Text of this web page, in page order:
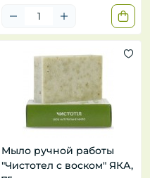
Мыло ручной работы
"Чистотел с воском" ЯКА,